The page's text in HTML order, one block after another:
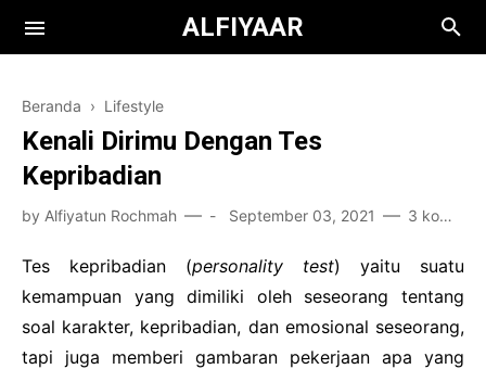
ALFIYAAR
Film
Teknologi
Health
Beranda › Lifestyle
Kenali Dirimu Dengan Tes
Kepribadian
by Alfiyatun Rochmah - September 03, 2021 3 komentar
Tes kepribadian (personality test) yaitu suatu
kemampuan yang dimiliki oleh seseorang tentang
soal karakter, kepribadian, dan emosional seseorang,
tapi juga memberi gambaran pekerjaan apa yang